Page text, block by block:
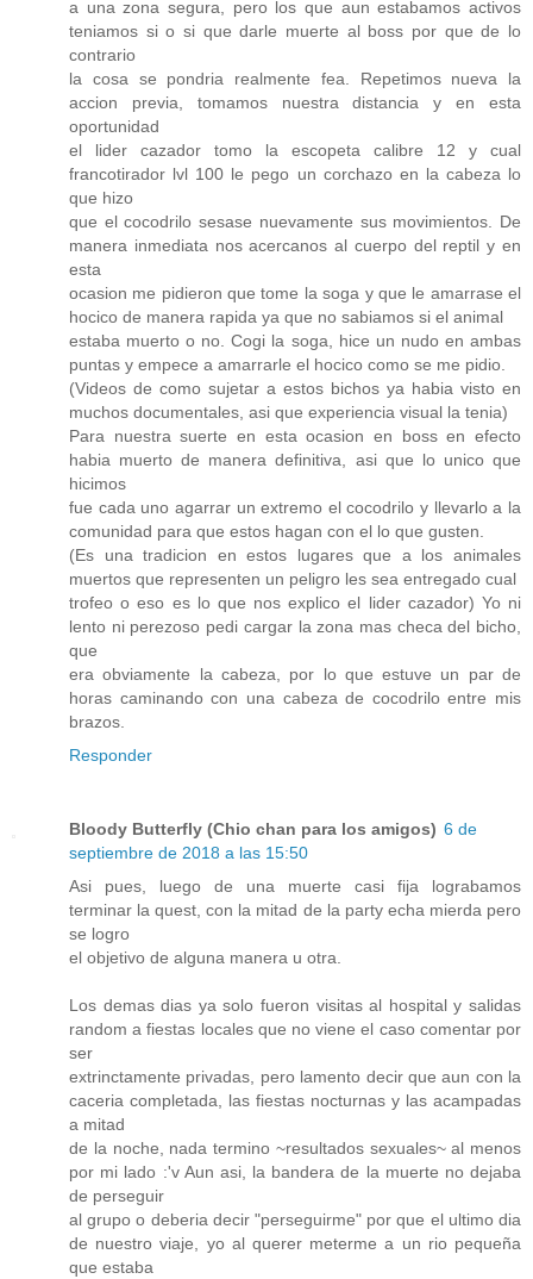
a una zona segura, pero los que aun estabamos activos
teniamos si o si que darle muerte al boss por que de lo
contrario
la cosa se pondria realmente fea. Repetimos nueva la
accion previa, tomamos nuestra distancia y en esta
oportunidad
el lider cazador tomo la escopeta calibre 12 y cual
francotirador lvl 100 le pego un corchazo en la cabeza lo
que hizo
que el cocodrilo sesase nuevamente sus movimientos. De
manera inmediata nos acercanos al cuerpo del reptil y en
esta
ocasion me pidieron que tome la soga y que le amarrase el
hocico de manera rapida ya que no sabiamos si el animal
estaba muerto o no. Cogi la soga, hice un nudo en ambas
puntas y empece a amarrarle el hocico como se me pidio.
(Videos de como sujetar a estos bichos ya habia visto en
muchos documentales, asi que experiencia visual la tenia)
Para nuestra suerte en esta ocasion en boss en efecto
habia muerto de manera definitiva, asi que lo unico que
hicimos
fue cada uno agarrar un extremo el cocodrilo y llevarlo a la
comunidad para que estos hagan con el lo que gusten.
(Es una tradicion en estos lugares que a los animales
muertos que representen un peligro les sea entregado cual
trofeo o eso es lo que nos explico el lider cazador) Yo ni
lento ni perezoso pedi cargar la zona mas checa del bicho,
que
era obviamente la cabeza, por lo que estuve un par de
horas caminando con una cabeza de cocodrilo entre mis
brazos.
Responder
Bloody Butterfly (Chio chan para los amigos) 6 de
septiembre de 2018 a las 15:50
Asi pues, luego de una muerte casi fija lograbamos
terminar la quest, con la mitad de la party echa mierda pero
se logro
el objetivo de alguna manera u otra.
Los demas dias ya solo fueron visitas al hospital y salidas
random a fiestas locales que no viene el caso comentar por
ser
extrinctamente privadas, pero lamento decir que aun con la
caceria completada, las fiestas nocturnas y las acampadas
a mitad
de la noche, nada termino ~resultados sexuales~ al menos
por mi lado :'v Aun asi, la bandera de la muerte no dejaba
de perseguir
al grupo o deberia decir "perseguirme" por que el ultimo dia
de nuestro viaje, yo al querer meterme a un rio pequeña
que estaba